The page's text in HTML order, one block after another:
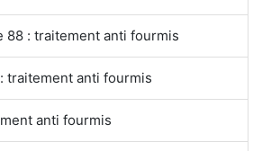
88 : traitement anti fourmis
traitement anti fourmis
anti fourmis